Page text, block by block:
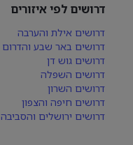
דרושים לפי איזורים
דרושים אילת והערבה
דרושים באר שבע והדרום
דרושים גוש דן
דרושים השפלה
דרושים השרון
דרושים חיפה והצפון
דרושים ירושלים והסביבה